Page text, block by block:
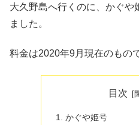
大久野島へ行くのに、かぐや
ました。
料金は2020年9月現在のもの
目次
かぐや姫号